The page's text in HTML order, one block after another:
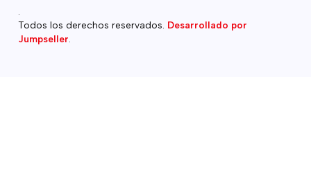
Todos los derechos reservados. Desarrollado por
Jumpseller